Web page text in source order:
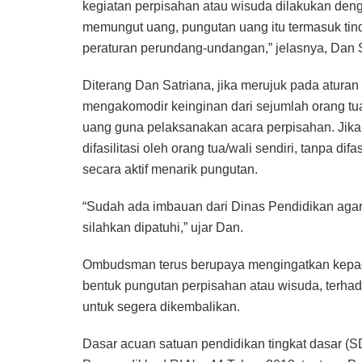
kegiatan perpisahan atau wisuda dilakukan
memungut uang, pungutan uang itu termasuk
peraturan perundang-undangan,” jelasnya, Dan
Diterang Dan Satriana, jika merujuk pada
mengakomodir keinginan dari sejumlah orang
uang guna pelaksanakan acara perpisahan.
difasilitasi oleh orang tua/wali sendiri, tanpa
secara aktif menarik pungutan.
“Sudah ada imbauan dari Dinas Pendidikan
silahkan dipatuhi,” ujar Dan.
Ombudsman terus berupaya mengingatkan
bentuk pungutan perpisahan atau wisuda,
untuk segera dikembalikan.
Dasar acuan satuan pendidikan tingkat dasar